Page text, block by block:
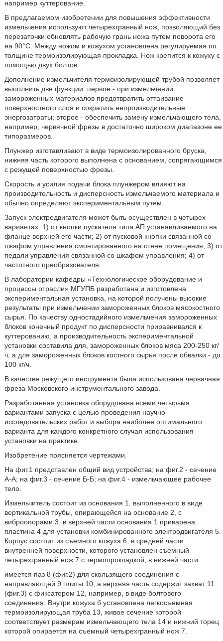
например куттерование.
В предлагаемом изобретении для повышения эффективности
измельчения используют четырехгранный нож, позволяющий без
перезаточки обновлять рабочую грань ножа путем поворота его
на 90°С. Между ножом и кожухом установлена регулируемая по
толщине термоизолирующая прокладка. Нож крепится к кожуху с
помощью двух болтов.
Дополнение измельчителя термоизолирующей трубой позволяет
выполнить две функции: первое - при измельчении
замороженных материалов предотвратить оттаивание
поверхностного слоя и сократить непроизводительные
энергозатраты; второе - обеспечить замену измельчающего тела,
например, червячной фрезы в достаточно широком диапазоне ее
типоразмеров.
Плунжер изготавливают в виде термоизолированного бруска,
нижняя часть которого выполнена с основанием, сопрягающимся
с режущей поверхностью фрезы.
Скорость и усилия подачи блока плунжером влияют на
производительность и дисперсность измельчаемого материала и
обычно определяют экспериментальным путем.
Запуск электродвигателя может быть осуществлен в четырех
вариантах: 1) от кнопки пускателя типа АП устанавливаемого на
фланце верхней его части; 2) от пусковой кнопки связанной со
шкафом управления смонтированного на стене помещения; 3) от
педали управления связанной со шкафом управления; 4) от
частотного преобразователя.
В лаборатории кафедры «Технологическое оборудование и
процессы отрасли» МГУПБ разработана и изготовлена
экспериментальная установка, на которой получены высокие
результаты при измельчении замороженных блоков мясокостного
сырья. По качеству одностадийного измельчения замороженных
блоков конечный продукт по дисперсности приравнивался к
куттерованию, а производительность экспериментальной
установки составила для, замороженных блоков мяса 200-250 кг/
ч, а для замороженных блоков костного сырья после обвалки - до
100 кг/ч.
В качестве режущего инструмента была использована червячная
фреза Московского инструментального завода.
Разработанная установка оборудована всеми четырьмя
вариантами запуска с целью проведения научно-
исследовательских работ и выбора наиболее оптимального
варианта для каждого конкретного случая использования
установки на практике.
Изобретение поясняется чертежами.
На фиг.1 представлен общий вид устройства; на фиг.2 - сечение
А-А; на фиг.3 - сечение Б-Б; на фиг.4 - измельчающее рабочее
тело.
Измельчитель состоит из основания 1, выполненного в виде
вертикальной трубы, опирающейся на основание 2, с
виброопорами 3, в верхней части основания 1 приварена
пластина 4 для установки комбинированного электродвигателя 5.
Корпус состоит из съемного кожуха 6, в средней части
внутренней поверхности, которого установлен съемный
четырехгранный нож 7 с термопрокладкой, в нижней части
имеется паз 8 (фиг.2) для скользящего соединения с
направляющей 9 плиты 10, а верхняя часть содержит захват 11
(фиг.3) с фиксатором 12, например, в виде болтового
соединения. Внутри кожуха б установлена легкосъемная
термоизолирующая труба 13, живое сечение которой
соответствует размерам измельчающего тела 14 и нижний торец
которой опирается на съемный четырехгранный нож 7.